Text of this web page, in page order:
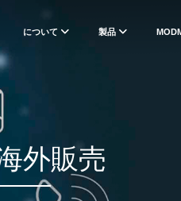
について 製品
外販売